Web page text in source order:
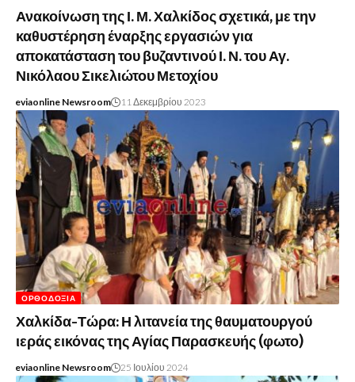
Ανακοίνωση της Ι. Μ. Χαλκίδος σχετικά, με την
καθυστέρηση έναρξης εργασιών για
αποκατάσταση του βυζαντινού Ι. Ν. του Αγ.
Νικόλαου Σικελιώτου Μετοχίου
eviaonline Newsroom 11 Δεκεμβρίου 2023
ΟΡΘΟΔΟΞΊΑ
Χαλκίδα-Τώρα: Η λιτανεία της θαυματουργού
ιεράς εικόνας της Αγίας Παρασκευής (φωτο)
eviaonline Newsroom 25 Ιουλίου 2024